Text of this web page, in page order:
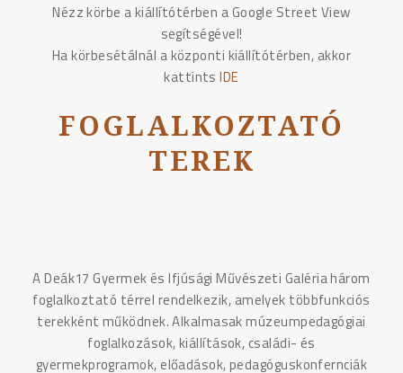
Nézz körbe a kiállítótérben a Google Street View
segítségével!
Ha körbesétálnál a központi kiállítótérben, akkor
kattintsIDE
FOGLALKOZTATÓ
TEREK
A Deák17 Gyermek és Ifjúsági Művészeti Galéria három
foglalkoztató térrel rendelkezik, amelyek többfunkciós
terekként működnek. Alkalmasak múzeumpedagógiai
foglalkozások, kiállítások, családi- és
gyermekprogramok, előadások, pedagóguskonfernciák